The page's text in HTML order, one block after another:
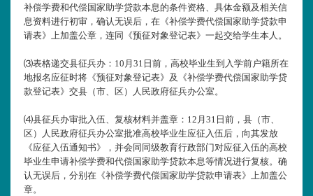
补偿学费和代偿国家助学贷款本息的条件资格、具体金额及相关信
息资料进行初审，确认无误后，在《补偿学费代偿国家助学贷款申
请表》上加盖公章，连同《预征对象登记表》一起交给学生本人。
⑶表格递交县征兵办：10月31日前，高校毕业生到入学前户籍所在
地报名应征时将《预征对象登记表》及《补偿学费代偿国家助学贷
款登记表》交县（市、区）人民政府征兵办公室。
⑷县征兵办审批入伍、复核材料并盖章：12月31日前，县（市、
区）人民政府征兵办公室批准高校毕业生应征入伍后，向其发放
《应征入伍通知书》，并会同同级教育行政部门对应征入伍的高校
毕业生申请补偿学费和代偿国家助学贷款本息等情况进行复核。确
认无误后，分别在《补偿学费代偿国家助学贷款申请表》上加盖公
章。